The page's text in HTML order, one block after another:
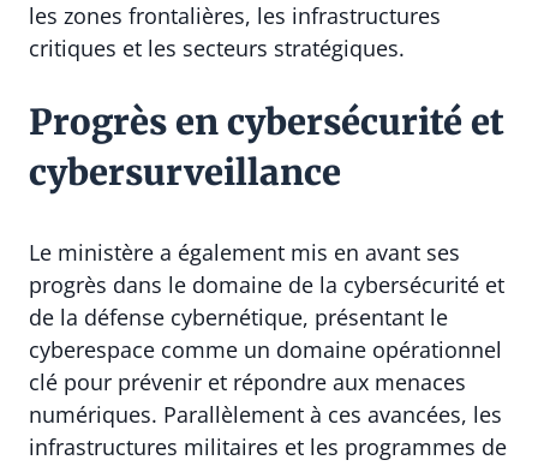
les zones frontalières, les infrastructures
critiques et les secteurs stratégiques.
Progrès en cybersécurité et
cybersurveillance
Le ministère a également mis en avant ses
progrès dans le domaine de la cybersécurité et
de la défense cybernétique, présentant le
cyberespace comme un domaine opérationnel
clé pour prévenir et répondre aux menaces
numériques. Parallèlement à ces avancées, les
infrastructures militaires et les programmes de